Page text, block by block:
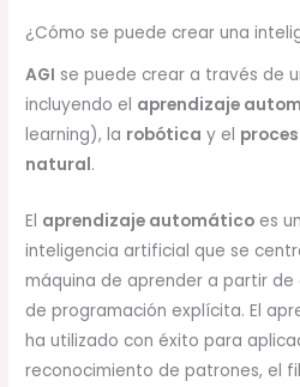
¿Cómo se puede crear una
AGI se puede crear a través de
incluyendo el aprendizaje
learning), la robótica y el
natural.
El aprendizaje automático es
inteligencia artificial que se
máquina de aprender a partir de
de programación explícita. El
ha utilizado con éxito para
reconocimiento de patrones, el